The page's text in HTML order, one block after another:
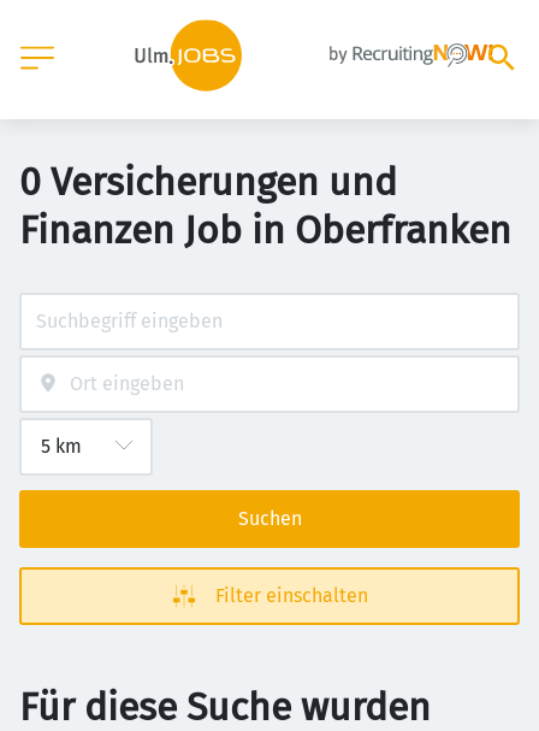
0 Versicherungen und
Finanzen Job in Oberfranken
Suchen
Filter einschalten
Für diese Suche wurden